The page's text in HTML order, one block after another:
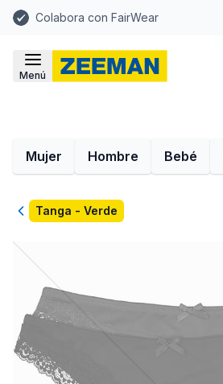
Colabora con FairWear
Menú
Mujer Hombre Bebé
VolverTanga - Verde